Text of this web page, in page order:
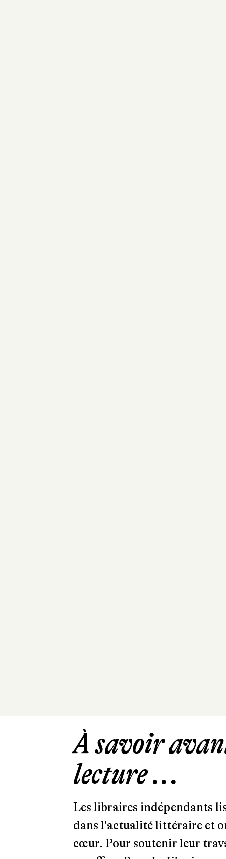
À savoir
lecture ...
Les libraires indépendants
dans l'actualité littéraire et
cœur. Pour soutenir leur